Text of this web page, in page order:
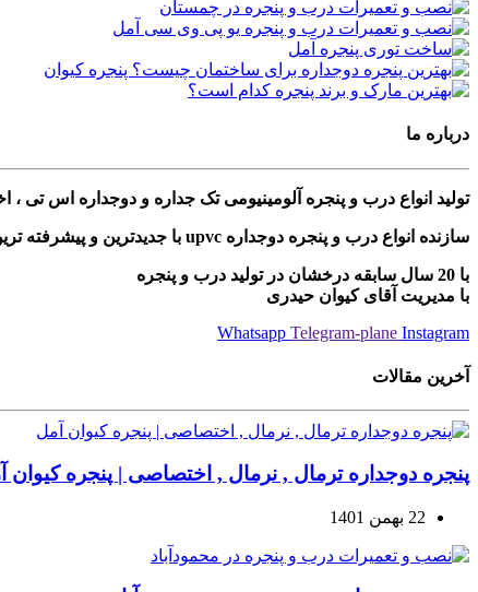
درباره ما
تولید انواع درب و پنجره آلومینیومی تک جداره و دوجداره اس تی ،
سازنده انواع درب و پنجره دوجداره upvc با جدیدترین و پیشرفته ترین دستگاه های مونتاژی ترکیه
با 20 سال سابقه درخشان در تولید درب و پنجره
با مدیریت آقای کیوان حیدری
Whatsapp Telegram-plane Instagram
آخرین مقالات
پنجره دوجداره ترمال , نرمال , اختصاصی | پنجره کیوان
22 بهمن 1401